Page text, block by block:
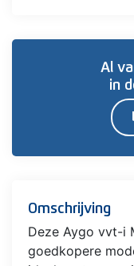
Al
in
Omschrijving
Deze Aygo vvt-i
goedkopere